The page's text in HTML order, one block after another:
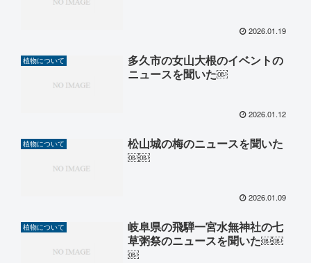
2026.01.19
植物について
多久市の女山大根のイベントの
ニュースを聞いた￼
2026.01.12
植物について
松山城の梅のニュースを聞いた
￼￼
2026.01.09
植物について
岐阜県の飛騨一宮水無神社の七
草粥祭のニュースを聞いた￼￼
￼